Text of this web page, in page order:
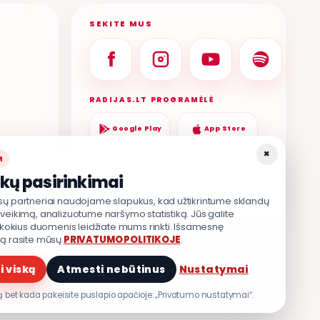
SEKITE MUS
RADIJAS.LT PROGRAMĖLĖ
Google Play App Store
.
×
pasirinkimai
partneriai naudojame slapukus, kad užtikrintume sklandų
analizuotume naršymo statistiką. Jūs galite
duomenis leidžiate mums rinkti. Išsamesnę
rasite mūsų PRIVATUMO POLITIKOJE.
viską Atmesti nebūtinus Nustatymai
bet kada pakeisite puslapio apačioje: „Privatumo nustatymai“.